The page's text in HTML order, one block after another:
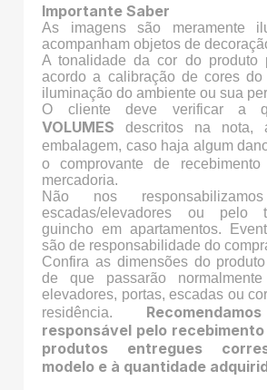
Importante Saber
As imagens são meramente
acompanham objetos de
A tonalidade da cor do produto
acordo a calibração de cores do
iluminação do ambiente ou sua
O cliente deve verificar a
VOLUMES descritos na nota,
embalagem, caso haja algum
o comprovante de
mercadoria.
Não nos
escadas/elevadores ou pelo
guincho em apartamentos.
são de responsabilidade do
Confira as dimensões do
de que passarão
elevadores, portas, escadas ou
residência.
responsável pelo
produtos entregues
modelo e à quantidade